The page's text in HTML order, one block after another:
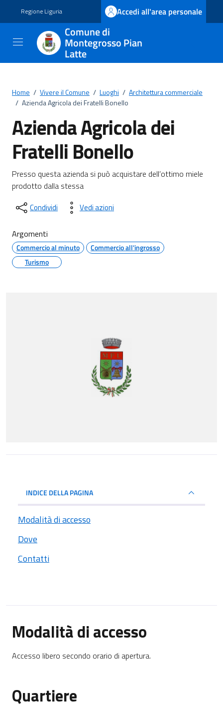
Regione Liguria Accedi all'area personale
Comune di
Montegrosso Pian
Latte
Home / Vivere il Comune / Luoghi / Architettura commerciale
/ Azienda Agricola dei Fratelli Bonello
Azienda Agricola dei
Fratelli Bonello
Presso questa azienda si può acquistare dell’ottimo miele
prodotto dalla stessa
Condividi Vedi azioni
Argomenti
Commercio al minuto
Commercio all'ingrosso
Turismo
INDICE DELLA PAGINA
Modalità di accesso
Dove
Contatti
Modalità di accesso
Accesso libero secondo orario di apertura.
Quartiere